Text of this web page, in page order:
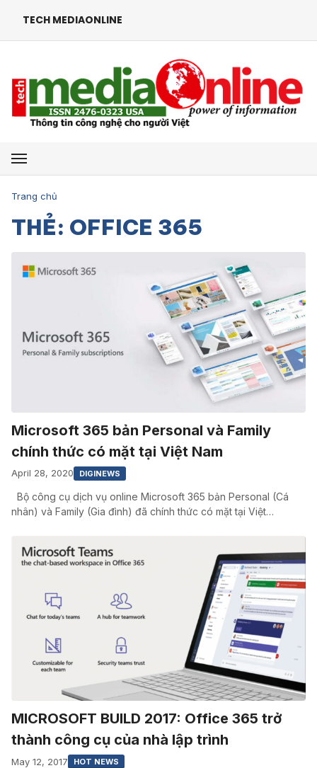
TECH MEDIAONLINE
Mở menu
Trang chủ
THẺ: OFFICE 365
Microsoft 365 bản Personal và Family
chính thức có mặt tại Việt Nam
April 28, 2020 DIGINEWS
Bộ công cụ dịch vụ online Microsoft 365 bản Personal (Cá
nhân) và Family (Gia đình) đã chính thức có mặt tại Việt…
MICROSOFT BUILD 2017: Office 365 trở
thành công cụ của nhà lập trình
May 12, 2017 HOT NEWS